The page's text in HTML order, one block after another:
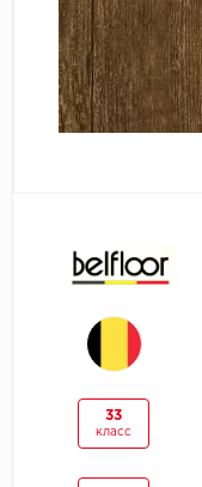
33
класс